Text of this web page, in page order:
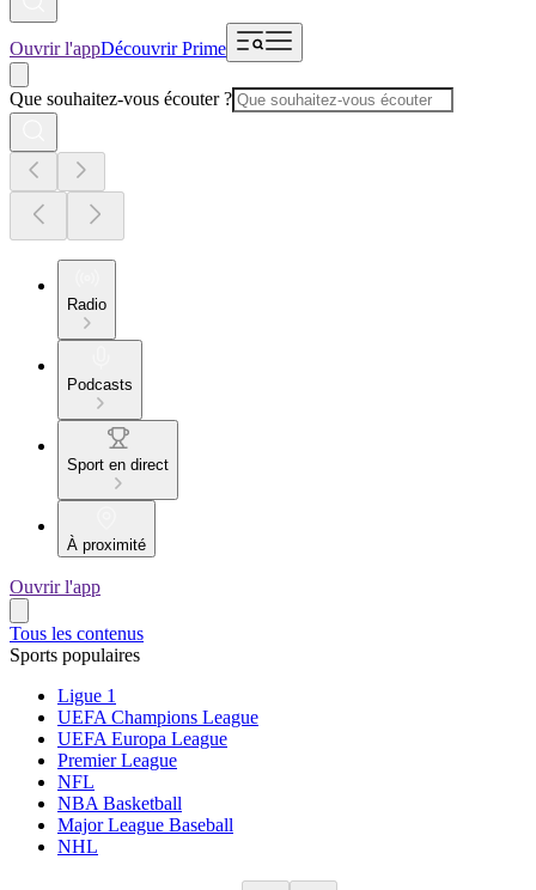
Ouvrir l'appDécouvrir Prime
Que souhaitez-vous écouter ?
Radio
Podcasts
Sport en direct
À proximité
Ouvrir l'app
Tous les contenus
Sports populaires
Ligue 1
UEFA Champions League
UEFA Europa League
Premier League
NFL
NBA Basketball
Major League Baseball
NHL